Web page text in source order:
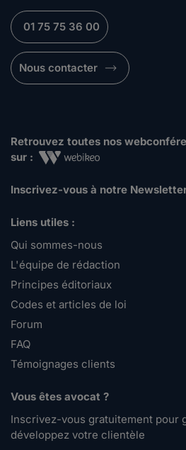
01 75 75 36 00
Nous contacter
Retrouvez toutes nos
sur :
Inscrivez-vous à notre
Liens utiles :
Qui sommes-nous
L'équipe de rédaction
Principes éditoriaux
Codes et articles de loi
Forum
FAQ
Témoignages clients
Vous êtes avocat ?
Inscrivez-vous gratuitement pour
développez votre clientèle